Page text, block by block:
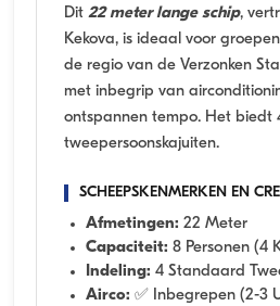
Dit 22 meter lange schip,
Kekova, is ideaal voor
de regio van de Verzonken
met inbegrip van
ontspannen tempo. Het biedt
tweepersoonskajuiten.
SCHEEPSKENMERKEN EN
Afmetingen: 22 Meter
Capaciteit: 8 Personen (4
Indeling: 4 Standaard
Airco: ✅ Inbegrepen (2-3